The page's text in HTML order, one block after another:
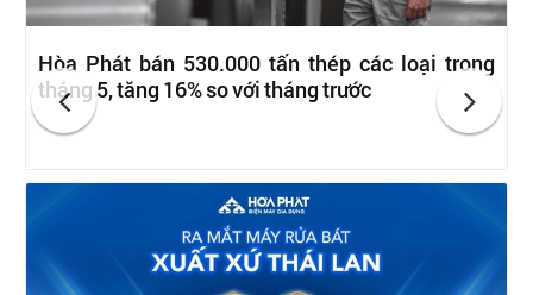
Hòa Phát bán 530.000 tấn thép các loại trong
tháng 5, tăng 16% so với tháng trước